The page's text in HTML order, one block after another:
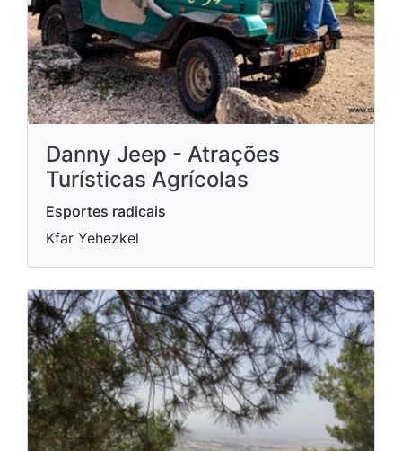
Danny Jeep - Atrações
Turísticas Agrícolas
Esportes radicais
Kfar Yehezkel